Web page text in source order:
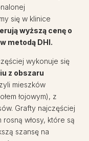
się w klinice
wyższą cenę o
metodą DHI.
wykonuje się
z obszaru
mieszków
łojowym), z
Grafty najczęściej
włosy, które są
szansę na